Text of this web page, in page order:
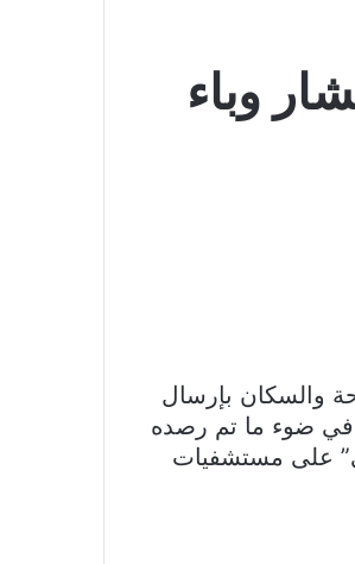
وباء
والسكان بإرسال
ضوء ما تم رصده
على مستشفيات